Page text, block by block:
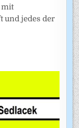
mit
und jedes der